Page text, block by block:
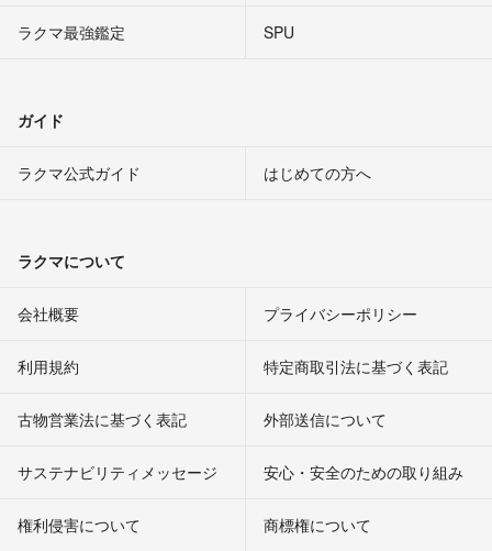
ラクマ最強鑑定
SPU
ガイド
ラクマ公式ガイド はじめての方へ
ラクマについて
会社概要 プライバシーポリシー
利用規約 特定商取引法に基づく表記
古物営業法に基づく表記 外部送信について
サステナビリティメッセージ 安心・安全のための取り組み
権利侵害について
商標権について